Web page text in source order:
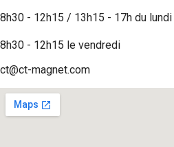
8h30 - 12h15 / 13h15 - 17h du lundi
8h30 - 12h15 le vendredi
ct@ct-magnet.com